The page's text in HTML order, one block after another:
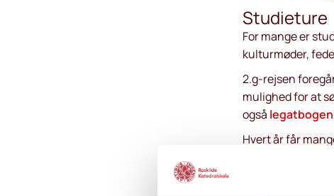
Studieture
For mange er
kulturmøder,
2.g-rejsen
mulighed for at
også
Hvert år får